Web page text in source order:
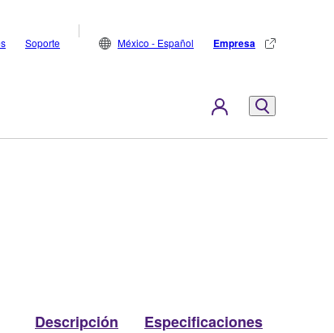
Soporte México - Español Empresa
Descripción Especificaciones